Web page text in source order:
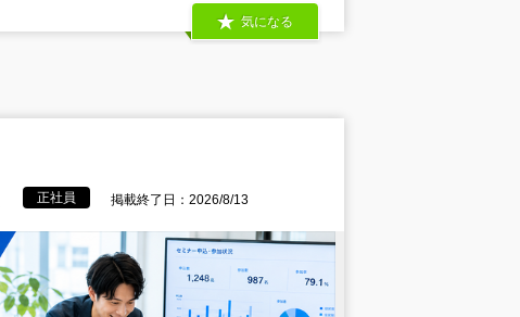
気になる
正社員 掲載終了日：2026/8/13